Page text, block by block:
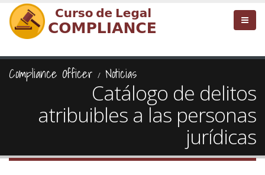
Compliance Officer Noticias
Catálogo de delitos
atribuibles a las personas
jurídicas